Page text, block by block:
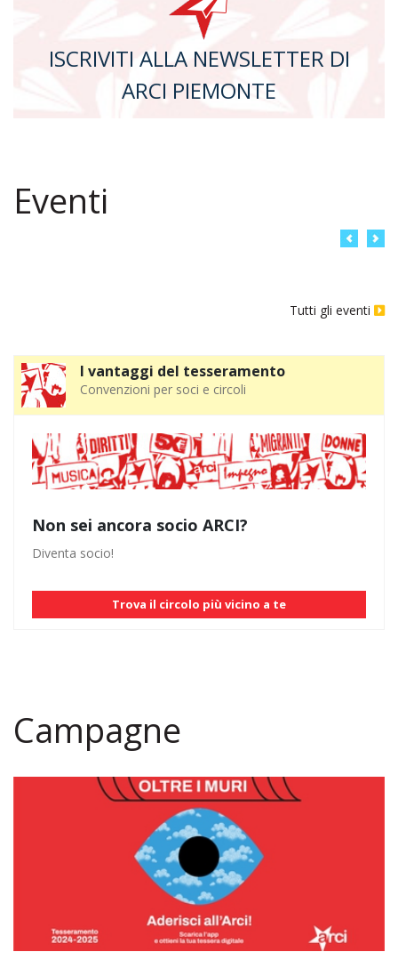
ISCRIVITI ALLA NEWSLETTER DI
ARCI PIEMONTE
Eventi
Tutti gli eventi
I vantaggi del tesseramento
Convenzioni per soci e circoli
Non sei ancora socio ARCI?
Diventa socio!
Trova il circolo più vicino a te
Campagne